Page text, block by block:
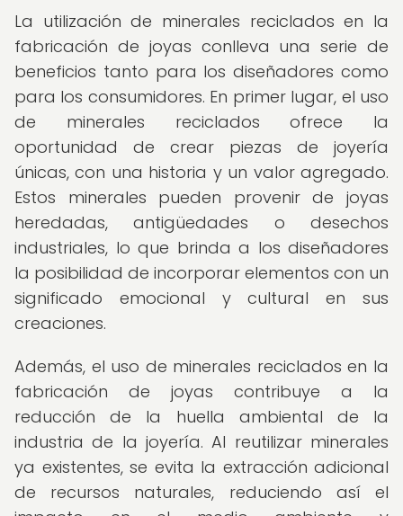
La utilización de minerales reciclados en la
fabricación de joyas conlleva una serie de
beneficios tanto para los diseñadores como
para los consumidores. En primer lugar, el uso
de minerales reciclados ofrece la
oportunidad de crear piezas de joyería
únicas, con una historia y un valor agregado.
Estos minerales pueden provenir de joyas
heredadas, antigüedades o desechos
industriales, lo que brinda a los diseñadores
la posibilidad de incorporar elementos con un
significado emocional y cultural en sus
creaciones.
Además, el uso de minerales reciclados en la
fabricación de joyas contribuye a la
reducción de la huella ambiental de la
industria de la joyería. Al reutilizar minerales
ya existentes, se evita la extracción adicional
de recursos naturales, reduciendo así el